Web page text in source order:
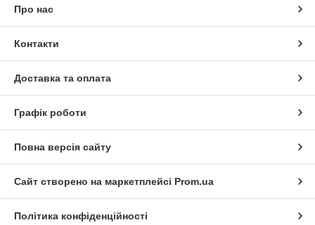
Про нас
Контакти
Доставка та оплата
Графік роботи
Повна версія сайту
Сайт створено на маркетплейсі Prom.ua
Політика конфіденційності